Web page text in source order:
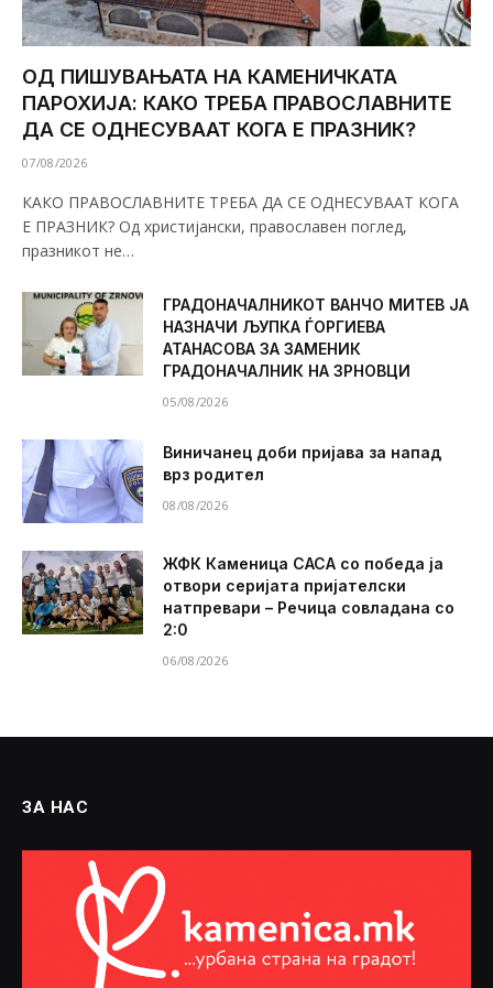
ОД ПИШУВАЊАТА НА КАМЕНИЧКАТА
ПАРОХИЈА: КАКО ТРЕБА ПРАВОСЛАВНИТЕ
ДА СЕ ОДНЕСУВААТ КОГА Е ПРАЗНИК?
07/08/2026
КАКО ПРАВОСЛАВНИТЕ ТРЕБА ДА СЕ ОДНЕСУВААТ КОГА
Е ПРАЗНИК? Од христијански, православен поглед,
празникот не…
ГРАДОНАЧАЛНИКОТ ВАНЧО МИТЕВ ЈА
НАЗНАЧИ ЉУПКА ЃОРГИЕВА
АТАНАСОВА ЗА ЗАМЕНИК
ГРАДОНАЧАЛНИК НА ЗРНОВЦИ
05/08/2026
Виничанец доби пријава за напад
врз родител
08/08/2026
ЖФК Каменица САСА со победа ја
отвори серијата пријателски
натпревари – Речица совладана со
2:0
06/08/2026
ЗА НАС